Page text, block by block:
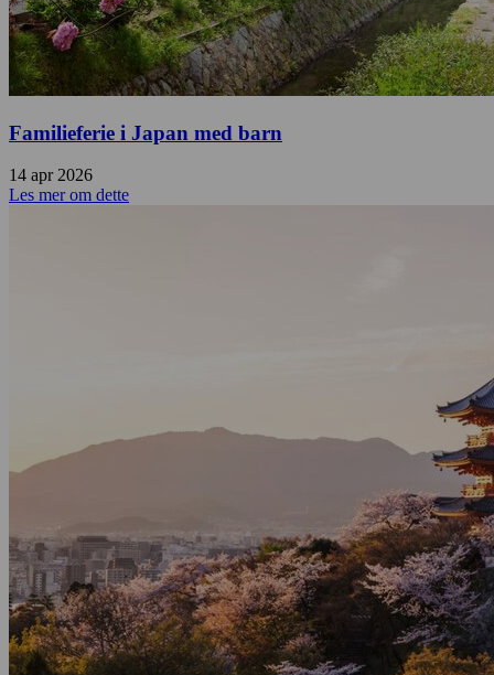
Familieferie i Japan med barn
14 apr 2026
Les mer om dette